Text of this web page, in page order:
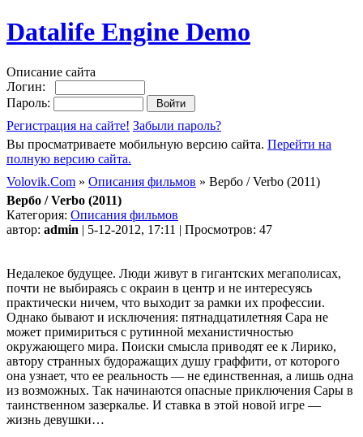
Datalife Engine Demo
Описание сайта
Логин:
Пароль:
Регистрация на сайте! Забыли пароль?
Вы просматриваете мобильную версию сайта. Перейти на
полную версию сайта.
Volovik.Com » Описания фильмов » Вербо / Verbo (2011)
Вербо / Verbo (2011)
Категория: Описания фильмов
автор: admin | 5-12-2012, 17:11 | Просмотров: 47
Недалекое будущее. Люди живут в гигантских мегаполисах,
почти не выбираясь с окраин в центр и не интересуясь
практически ничем, что выходит за рамки их профессии.
Однако бывают и исключения: пятнадцатилетняя Сара не
может примириться с рутинной механистичностью
окружающего мира. Поиски смысла приводят ее к Лирико,
автору странных будоражащих душу граффити, от которого
она узнает, что ее реальность — не единственная, а лишь одна
из возможных. Так начинаются опасные приключения Сары в
таинственном зазеркалье. И ставка в этой новой игре —
жизнь девушки…